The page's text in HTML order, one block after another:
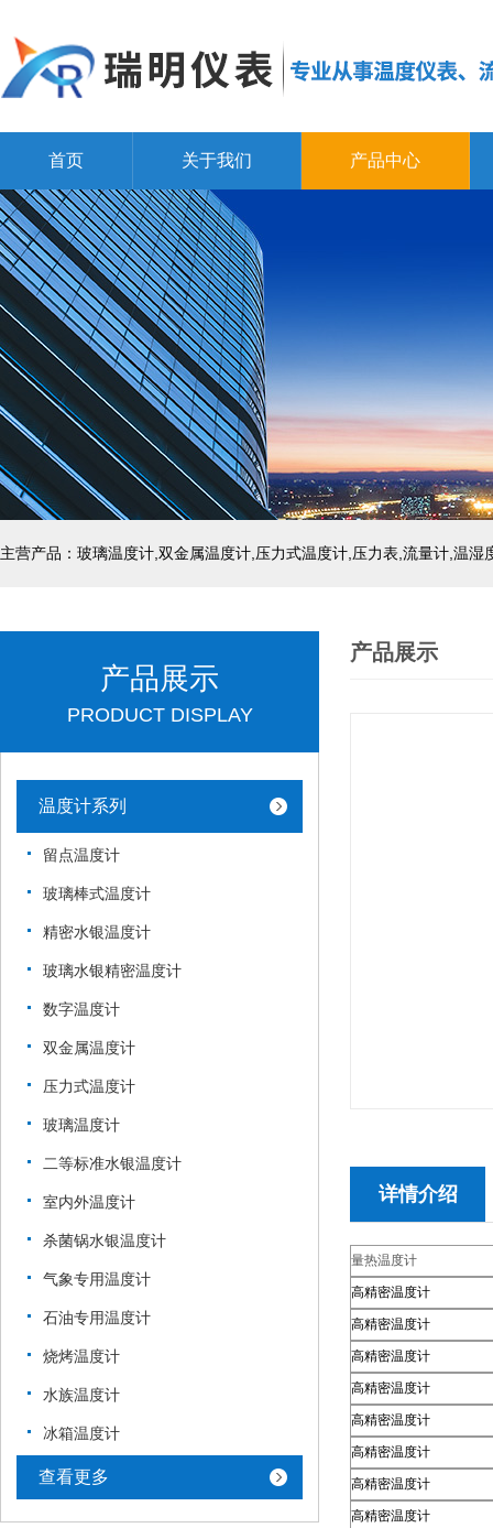
首页 关于我们 产品中心
产品展示
PRODUCT DISPLAY
温度计系列
留点温度计
玻璃棒式温度计
精密水银温度计
玻璃水银精密温度计
数字温度计
双金属温度计
压力式温度计
玻璃温度计
二等标准水银温度计
室内外温度计
杀菌锅水银温度计
气象专用温度计
石油专用温度计
烧烤温度计
水族温度计
冰箱温度计
查看更多
产品展示
详情介绍
量热温度计
高精密温度计
高精密温度计
高精密温度计
高精密温度计
高精密温度计
高精密温度计
高精密温度计
高精密温度计